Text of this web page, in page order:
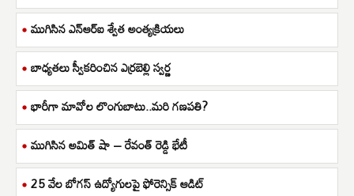
ముగిసిన ఎన్ఆర్ఐ శ్వేత అంత్యక్రియలు
బాధ్యతలు స్వీకరించిన ఎర్రబెల్లి స్వర్ణ
భారీగా మావోల లొంగుబాటు..మరి గణపతి?
ముగిసిన అమిత్ షా – రేవంత్ రెడ్డి భేటీ
25 వేల బోగస్ ఉద్యోగులపై ఫోరెన్సిక్ ఆడిట్